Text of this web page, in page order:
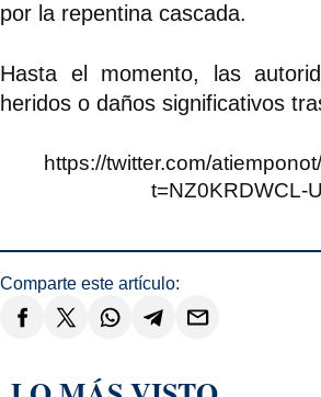
por la repentina cascada.
Hasta el momento, las
heridos o daños significativos
https://twitter.com/
t=NZ0KRDWCL-
Comparte este artículo: